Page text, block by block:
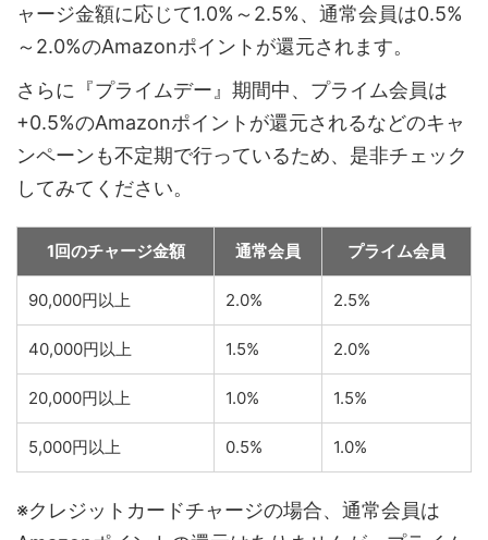
ャージ金額に応じて1.0%～2.5%、通常会員は0.5%
～2.0%のAmazonポイントが還元されます。
さらに『プライムデー』期間中、プライム会員は
+0.5%のAmazonポイントが還元されるなどのキャ
ンペーンも不定期で行っているため、是非チェック
してみてください。
1回のチャージ金額 通常会員 プライム会員
90,000円以上 2.0% 2.5%
40,000円以上 1.5% 2.0%
20,000円以上 1.0% 1.5%
5,000円以上 0.5% 1.0%
※クレジットカードチャージの場合、通常会員は